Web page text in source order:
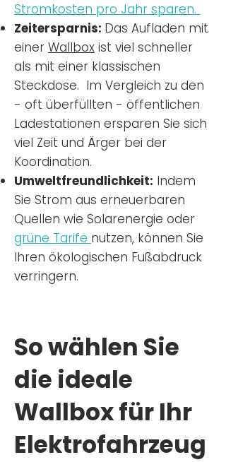
Stromkosten pro Jahr sparen.
Zeitersparnis: Das Aufladen mit
einer Wallbox ist viel schneller
als mit einer klassischen
Steckdose. Im Vergleich zu den
- oft überfüllten - öffentlichen
Ladestationen ersparen Sie sich
viel Zeit und Ärger bei der
Koordination.
Umweltfreundlichkeit: Indem
Sie Strom aus erneuerbaren
Quellen wie Solarenergie oder
grüne Tarife nutzen, können Sie
Ihren ökologischen Fußabdruck
verringern.
So wählen Sie
die ideale
Wallbox für Ihr
Elektrofahrzeug